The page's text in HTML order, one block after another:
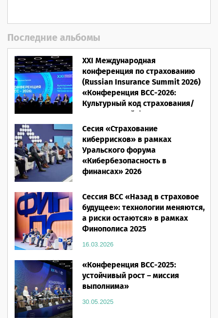
Последние альбомы
XXI Международная
конференция по страхованию
(Russian Insurance Summit 2026)
«Конференция ВСС-2026:
Культурный код страхования/
Человеческий фактор»
28.05.2026
Сесия «Страхование
киберрисков» в рамках
Уральского форума
«Кибербезопасность в
финансах» 2026
Сессия ВСС «Назад в страховое
будущее»: технологии меняются,
а риски остаются» в рамках
Финополиса 2025
16.03.2026
«Конференция ВСС-2025:
устойчивый рост – миссия
выполнима»
30.05.2025